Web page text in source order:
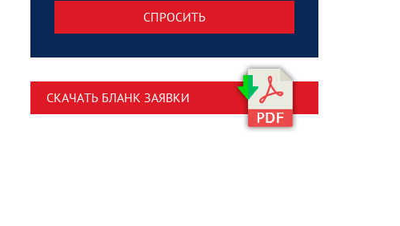
СПРОСИТЬ
СКАЧАТЬ БЛАНК ЗАЯВКИ